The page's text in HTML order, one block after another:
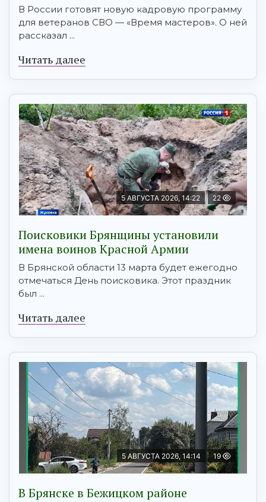
В России готовят новую кадровую программу
для ветеранов СВО — «Время мастеров». О ней
рассказал ...
Читать далее
5 АВГУСТА 2026, 14:22 22
Поисковики Брянщины установили
имена воинов Красной Армии
В Брянской области 13 марта будет ежегодно
отмечаться День поисковика. Этот праздник
был ...
Читать далее
5 АВГУСТА 2026, 14:14 19
В Брянске в Бежицком районе